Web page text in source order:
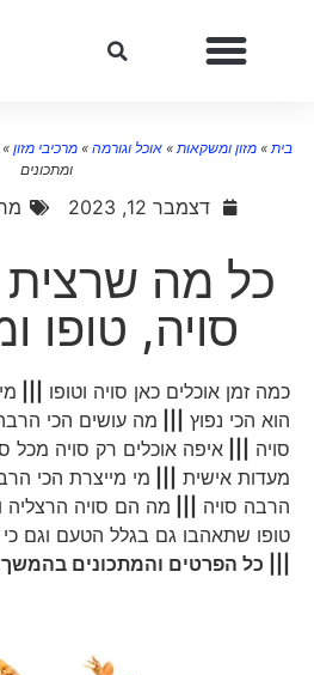
»מזון ומשקאות»אוכל וגורמה»מרכיבי מזון »כל
ומתכונים
דצמבר 12, 2023
כל מה שרצית
סויה, טופו
כמה זמן אוכלים כאן סויה וטופו|||
מי
הוא הכי נפוץ|||
מה עושים הכי הרבה
סויה|||
איפה אוכלים רק סויה מכל
מעדות אישית|||
מי מייצרת הכי הרבה
הרבה סויה||| מה הם סויה הרצליה
טופו שתאהבו גם בגלל הטעם וגם כי
||| כל הפרטים והמתכונים בהמשך…